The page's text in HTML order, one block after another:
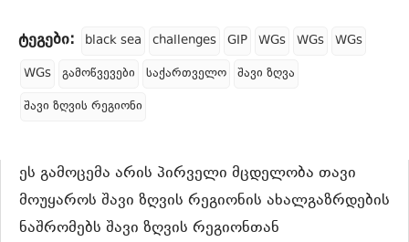
ტეგები: black sea challenges GIP WGs WGs WGs
WGs გამოწვევები საქართველო შავი ზღვა
შავი ზღვის რეგიონი
ეს გამოცემა არის პირველი მცდელობა თავი
მოუყაროს შავი ზღვის რეგიონის ახალგაზრდების
ნაშრომებს შავი ზღვის რეგიონთან